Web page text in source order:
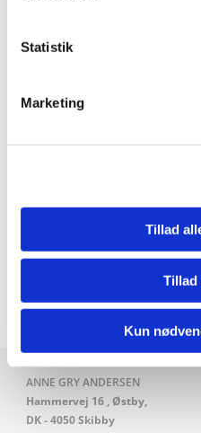
Statistik
Marketing
Tillad
Tillad
Kun
Loosing the Core. 60 x 120 cm.
ANNE GRY ANDERSEN
Hammervej 16 , Østby,
DK - 4050 Skibby